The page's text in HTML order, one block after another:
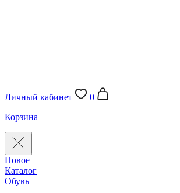
Личный кабинет
0
Корзина
Новое
Каталог
Обувь